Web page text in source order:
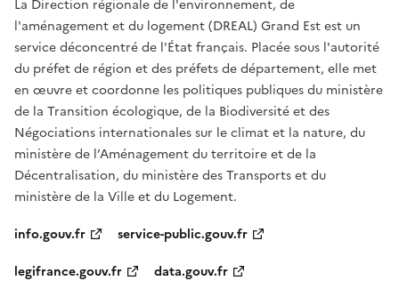
La Direction régionale de l'environnement, de
l'aménagement et du logement (DREAL) Grand Est est un
service déconcentré de l'État français. Placée sous l'autorité
du préfet de région et des préfets de département, elle met
en œuvre et coordonne les politiques publiques du ministère
de la Transition écologique, de la Biodiversité et des
Négociations internationales sur le climat et la nature, du
ministère de l’Aménagement du territoire et de la
Décentralisation, du ministère des Transports et du
ministère de la Ville et du Logement.
info.gouv.fr
service-public.gouv.fr
legifrance.gouv.fr
data.gouv.fr